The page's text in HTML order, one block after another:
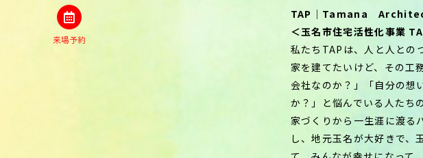
来場予約
TAP｜Tamana
＜玉名市住宅活性化事業
私たちTAPは、人と人との
家を建てたいけど、その工
会社なのか？」「自分の想
か？」と悩んでいる人たち
家づくりから一生涯に渡る
し、地元玉名が大好きで、